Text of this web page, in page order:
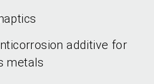
additive for
metals